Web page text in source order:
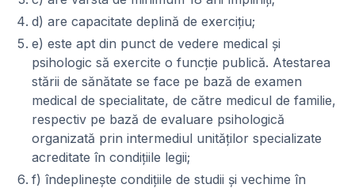
d) are capacitate deplină de exerciţiu;
e) este apt din punct de vedere medical şi
psihologic să exercite o funcţie publică. Atestarea
stării de sănătate se face pe bază de examen
medical de specialitate, de către medicul de familie,
respectiv pe bază de evaluare psihologică
organizată prin intermediul unităţilor specializate
acreditate în condiţiile legii;
f) îndeplineşte condiţiile de studii şi vechime în